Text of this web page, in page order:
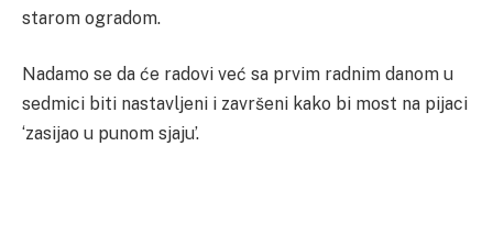
starom ogradom.
Nadamo se da će radovi već sa prvim radnim danom u
sedmici biti nastavljeni i završeni kako bi most na pijaci
‘zasijao u punom sjaju’.